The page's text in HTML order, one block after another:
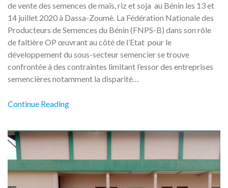
de vente des semences de maïs, riz et soja au Bénin les 13 et
14 juillet 2020 à Dassa-Zoumè. La Fédération Nationale des
Producteurs de Semences du Bénin (FNPS-B) dans son rôle
de faîtière OP œuvrant au côté de l’Etat pour le
développement du sous-secteur semencier se trouve
confrontée à des contraintes limitant l’essor des entreprises
semencières notamment la disparité…
Continue Reading